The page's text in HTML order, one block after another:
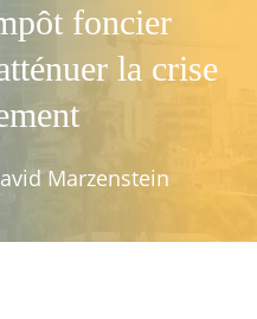
foncier
la crise
Marzenstein